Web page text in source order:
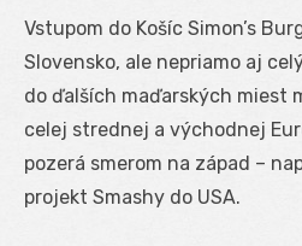
Vstupom do Košíc Simon’s
Slovensko, ale nepriamo aj
do ďalších maďarských miest
celej strednej a východnej
pozerá smerom na západ –
projekt Smashy do USA.